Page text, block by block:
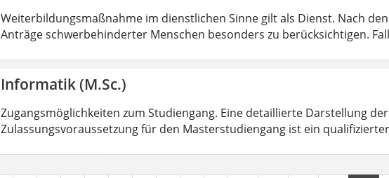
Weiterbildungsmaßnahme im dienstlichen Sinne gilt als Dienst. Nach
Anträge schwerbehinderter Menschen besonders zu berücksichtigen.
Informatik (M.Sc.)
Zugangsmöglichkeiten zum Studiengang. Eine detaillierte Darstellung
Zulassungsvoraussetzung für den Masterstudiengang ist ein